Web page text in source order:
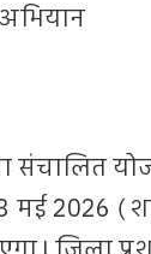
संचालित
मई 2026